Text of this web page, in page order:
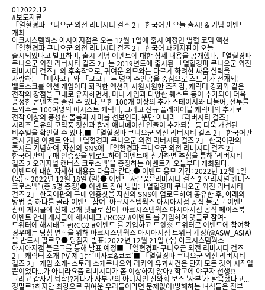
012022.12
#보도자료
「열혈경파 쿠니오군 외전 리버시티 걸즈 2」 한국어판 오늘 출시! & 기념 이벤트
개최
아크시스템웍스 아시아지점은 오는 12월 1일에 출시 예정인 열혈 코믹 액션
「열혈경파 쿠니오군 외전 리버시티 걸즈 2」 한국어 패키지판이 오늘
출시되었다고 발표하며, 출시 기념 이벤트에 대한 상세 내용을 공개했다.「열혈경파
쿠니오군 외전 리버시티 걸즈 2」는 2019년도에 출시된 「열혈경파 쿠니오군 외전
리버시티 걸즈」의 후속작으로, 귀여운 외모와는 다르게 화려한 싸움 실력을
자랑하는 「미사코」와 「쿄코」 두 명의 주인공을 중심으로 스토리가 전개되는
벨트스크롤 액션 게임이다.화려한 액션과 시원시원한 조작감, 캐릭터 강화와 같은
전작의 장점을 그대로 유지하면서, 미니 게임과 다양한 퀘스트 등이 추가되어 더욱
풍성한 콘텐츠를 즐길 수 있다. 또한 100개 이상의 추가 스테이지와 더불어, 전투를
도와주는 100여명의 어시스트 캐릭터, 그리고 신규 플레이어블 캐릭터의 추가로
전작 이상의 풍성한 볼륨과 재미를 선보인다. 뿐만 아니라 『리버시티 걸즈』
시리즈 특유의 코믹풍 컷신과 함께 애니메이션 연출이 추가되는 등 더욱 개선된
비주얼을 확인할 수 있다.■ 「열혈경파 쿠니오군 외전 리버시티 걸즈 2」 한국어판
출시 기념 이벤트 안내「열혈경파 쿠니오군 외전 리버시티 걸즈 2」 한국어판의
출시를 기념하여, 자신의 SNS에 「열혈경파 쿠니오군 외전 리버시티 걸즈 2」
한국어판의 구매 인증샷을 업로드하여 이벤트에 참가하면 추첨을 통해 ‘리버시티
걸즈 2 오리지널 캔버스 크로스백’을 증정하는 이벤트가 오늘부터 개최된다.
이벤트에 대한 자세한 내용은 다음과 같다.● 이벤트 응모 기간: 2022년 12월 1일
(목) ~ 2022년 12월 18일 (일)● 이벤트 사은품: ‘리버시티 걸즈 2 오리지널 캔버스
크로스백’ (총 5명 증정)● 이벤트 참여 방법:「열혈경파 쿠니오군 외전 리버시티
걸즈 2」 한국어판의 구매 인증샷을 자신의 SNS에 업로드하여 공유한 후, 아래의
방법 중 하나를 골라 이벤트 참여- 아크시스템웍스 아시아지점 공식 블로그 이벤트
참여 게시글에 전체 공개 댓글로 참여- 아크시스템웍스 아시아지점 공식 페이스북
이벤트 안내 게시글에 해시태그 #RCG2 #이벤트 를 기입하여 댓글로 참여-
트위터에 해시태그 #RCG2 #이벤트 를 기입하고 트윗※ 트위터로 이벤트에 참여할
경우에는 당첨 연락을 위해 아크시스템웍스 아시아지점 트위터 계정(@ASW_ASIA)
을 반드시 팔로우● 당첨자 발표: 2022년 12월 21일 (수) 아크시스템웍스
아시아지점 블로그를 통해 발표 예정■ 「열혈경파 쿠니오군 외전 리버시티 걸즈
2」 캐릭터 소개 PV 제 1탄 ‘미사코&쿄코’■ 「열혈경파 쿠니오군 외전 리버시티
걸즈 2」 게임 소개- 스토리 소개쿠니오와 리키의 유괴사건은 단지 모든 것의 시작일
뿐이었다...가 아니라요즘 리버시티가 좀 이상하지 않아? 학교에 야쿠자 선생!?
그리고 갑자기 퇴학!?게다가 사부코의 아버지인 산와회 보스 '사부'가 탈옥했다고...
정말로?하지만 최강으로 귀여운 우리들이라면 문제없어!방해하는 녀석들은 전부